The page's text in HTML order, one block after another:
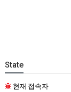
State
현재 접속자